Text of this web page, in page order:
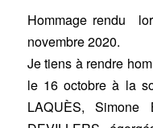
Hommage rendu
novembre 2020.
Je tiens à rendre
le 16 octobre à la
LAQUÈS, Simone